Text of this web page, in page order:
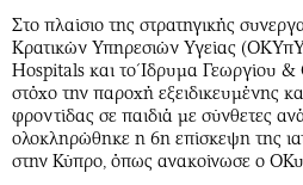
Στο πλαίσιο της στρατηγικής
Κρατικών Υπηρεσιών Υγείας
Hospitals και το Ίδρυμα Γεωργίου
στόχο την παροχή εξειδικευμένης
φροντίδας σε παιδιά με σύνθετες
ολοκληρώθηκε η 6η επίσκεψη της
στην Κύπρο, όπως ανακοίνωσε ο